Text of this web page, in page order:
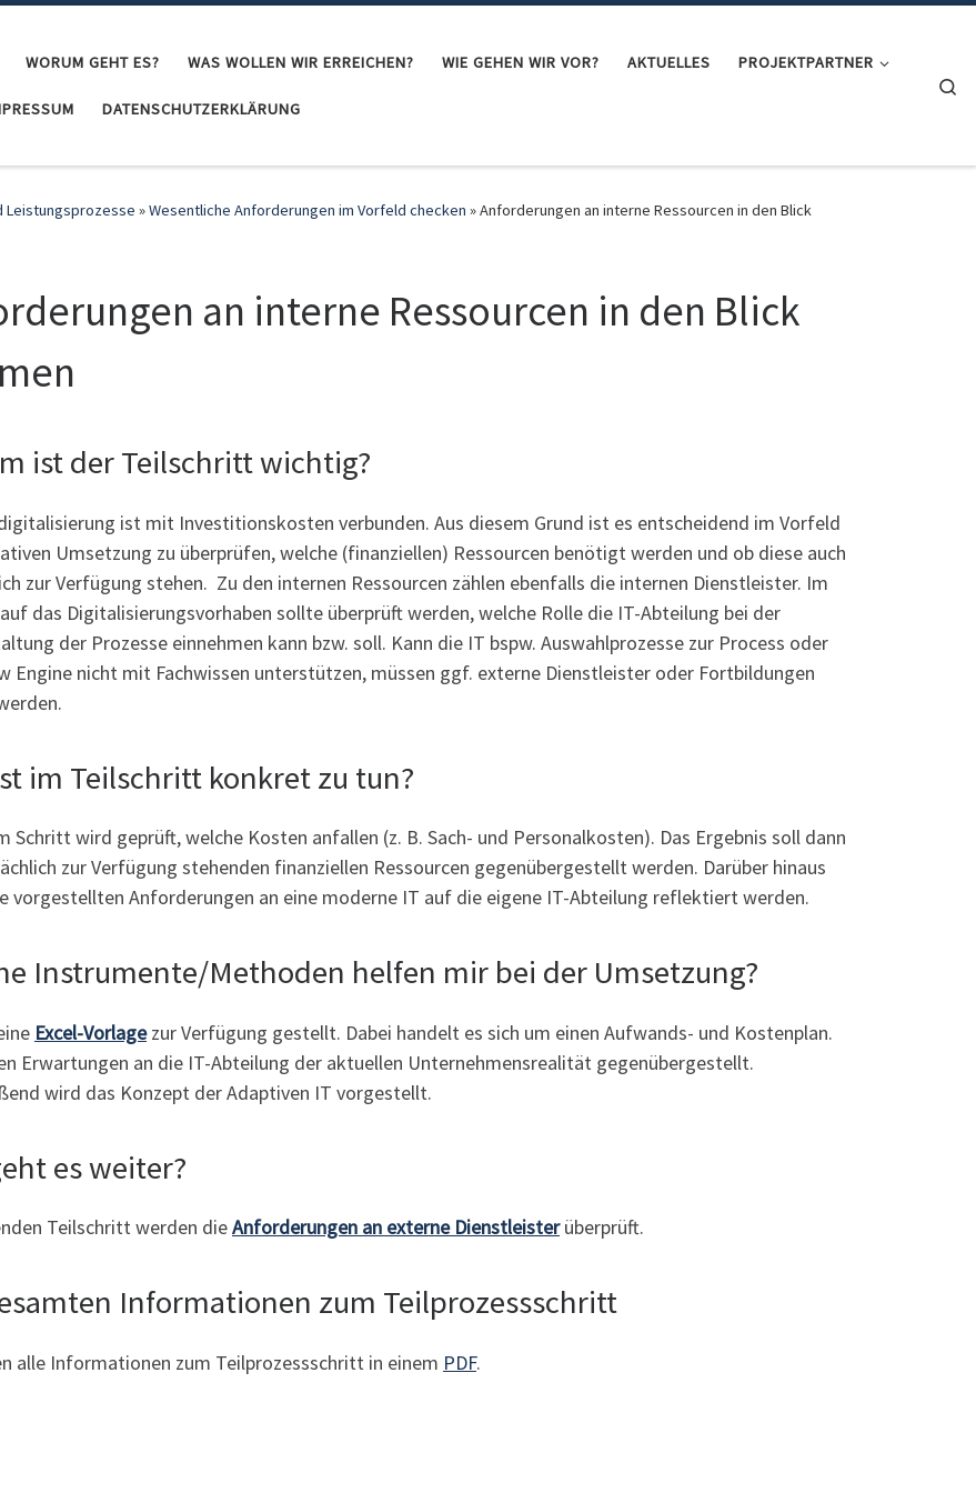
WORUM GEHT ES? WAS WOLLEN WIR ERREICHEN? WIE GEHEN WIR VOR? AKTUELLES PROJEKTPARTNER
DATENSCHUTZERKLÄRUNG
Leistungsprozesse »Wesentliche Anforderungen im Vorfeld checken »Anforderungen an interne Ressourcen in den Blick
an interne Ressourcen in den Blick
ist der Teilschritt wichtig?
ist mit Investitionskosten verbunden. Aus diesem Grund ist es entscheidend im Vorfeld
Umsetzung zu überprüfen, welche (finanziellen) Ressourcen benötigt werden und ob diese auch
zur Verfügung stehen. Zu den internen Ressourcen zählen ebenfalls die internen Dienstleister. Im
das Digitalisierungsvorhaben sollte überprüft werden, welche Rolle die IT-Abteilung bei der
der Prozesse einnehmen kann bzw. soll. Kann die IT bspw. Auswahlprozesse zur Process oder
Engine nicht mit Fachwissen unterstützen, müssen ggf. externe Dienstleister oder Fortbildungen
im Teilschritt konkret zu tun?
Schritt wird geprüft, welche Kosten anfallen (z. B. Sach- und Personalkosten). Das Ergebnis soll dann
zur Verfügung stehenden finanziellen Ressourcen gegenübergestellt werden. Darüber hinaus
vorgestellten Anforderungen an eine moderne IT auf die eigene IT-Abteilung reflektiert werden.
Instrumente/Methoden helfen mir bei der Umsetzung?
Excel-Vorlagezur Verfügung gestellt. Dabei handelt es sich um einen Aufwands- und Kostenplan.
Erwartungen an die IT-Abteilung der aktuellen Unternehmensrealität gegenübergestellt.
wird das Konzept der Adaptiven IT vorgestellt.
es weiter?
Teilschritt werden dieAnforderungen an externe Dienstleisterüberprüft.
Informationen zum Teilprozessschritt
alle Informationen zum Teilprozessschritt in einem PDF.